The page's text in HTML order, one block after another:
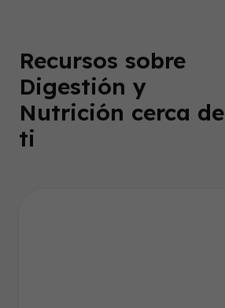
Recursos sobre
Digestión y
Nutrición cerca de
ti